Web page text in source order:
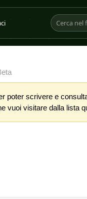
poter scrivere e
vuoi visitare dalla lista